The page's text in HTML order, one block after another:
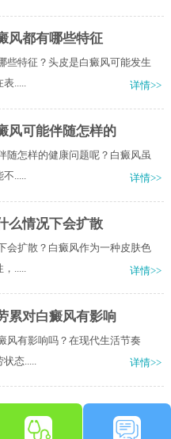
风都有哪些特征
些特征？头皮是白癜风可能发生
.....
详情>>
风可能伴随怎样的
随怎样的健康问题呢？白癜风虽
.....
详情>>
么情况下会扩散
会扩散？白癜风作为一种皮肤色
.....
详情>>
累对白癜风有影响
风有影响吗？在现代生活节奏
态.....
详情>>